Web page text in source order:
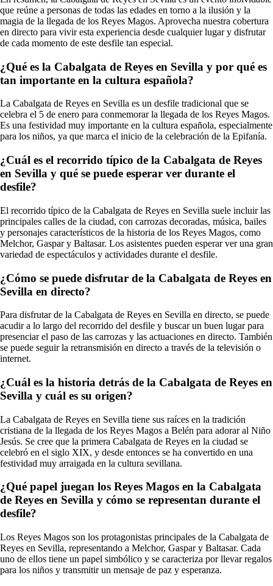
que reúne a personas de todas las edades en torno a la ilusión y la
magia de la llegada de los Reyes Magos. Aprovecha nuestra cobertura
en directo para vivir esta experiencia desde cualquier lugar y disfrutar
de cada momento de este desfile tan especial.
¿Qué es la Cabalgata de Reyes en Sevilla y por qué es
tan importante en la cultura española?
La Cabalgata de Reyes en Sevilla es un desfile tradicional que se
celebra el 5 de enero para conmemorar la llegada de los Reyes Magos.
Es una festividad muy importante en la cultura española, especialmente
para los niños, ya que marca el inicio de la celebración de la Epifanía.
¿Cuál es el recorrido típico de la Cabalgata de Reyes
en Sevilla y qué se puede esperar ver durante el
desfile?
El recorrido típico de la Cabalgata de Reyes en Sevilla suele incluir las
principales calles de la ciudad, con carrozas decoradas, música, bailes
y personajes característicos de la historia de los Reyes Magos, como
Melchor, Gaspar y Baltasar. Los asistentes pueden esperar ver una gran
variedad de espectáculos y actividades durante el desfile.
¿Cómo se puede disfrutar de la Cabalgata de Reyes en
Sevilla en directo?
Para disfrutar de la Cabalgata de Reyes en Sevilla en directo, se puede
acudir a lo largo del recorrido del desfile y buscar un buen lugar para
presenciar el paso de las carrozas y las actuaciones en directo. También
se puede seguir la retransmisión en directo a través de la televisión o
internet.
¿Cuál es la historia detrás de la Cabalgata de Reyes en
Sevilla y cuál es su origen?
La Cabalgata de Reyes en Sevilla tiene sus raíces en la tradición
cristiana de la llegada de los Reyes Magos a Belén para adorar al Niño
Jesús. Se cree que la primera Cabalgata de Reyes en la ciudad se
celebró en el siglo XIX, y desde entonces se ha convertido en una
festividad muy arraigada en la cultura sevillana.
¿Qué papel juegan los Reyes Magos en la Cabalgata
de Reyes en Sevilla y cómo se representan durante el
desfile?
Los Reyes Magos son los protagonistas principales de la Cabalgata de
Reyes en Sevilla, representando a Melchor, Gaspar y Baltasar. Cada
uno de ellos tiene un papel simbólico y se caracteriza por llevar regalos
para los niños y transmitir un mensaje de paz y esperanza.